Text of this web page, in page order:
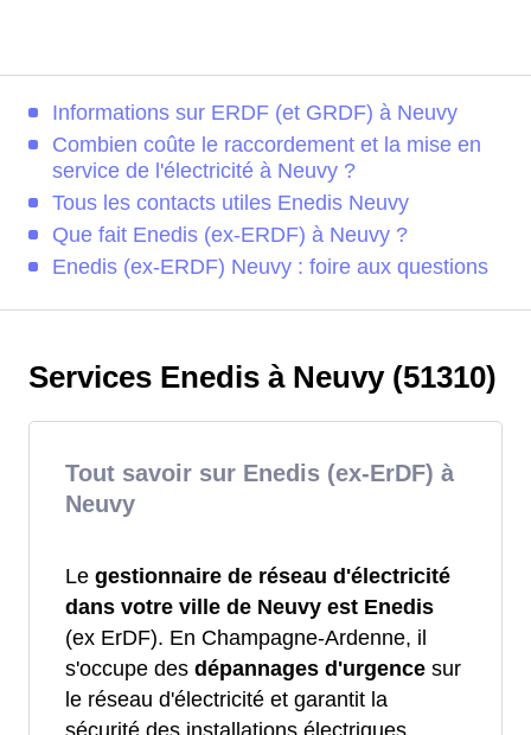
Informations sur ERDF (et GRDF) à Neuvy
Combien coûte le raccordement et la mise en
service de l'électricité à Neuvy ?
Tous les contacts utiles Enedis Neuvy
Que fait Enedis (ex-ERDF) à Neuvy ?
Enedis (ex-ERDF) Neuvy : foire aux questions
Services Enedis à Neuvy (51310)
Tout savoir sur Enedis (ex-ErDF) à
Neuvy
Le gestionnaire de réseau d'électricité
dans votre ville de Neuvy est Enedis
(ex ErDF). En Champagne-Ardenne, il
s'occupe des dépannages d'urgence sur
le réseau d'électricité et garantit la